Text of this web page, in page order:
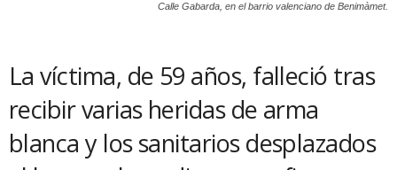
Calle Gabarda, en el barrio valenciano de Benimàmet.
La víctima, de 59 años, falleció tras
recibir varias heridas de arma
blanca y los sanitarios desplazados